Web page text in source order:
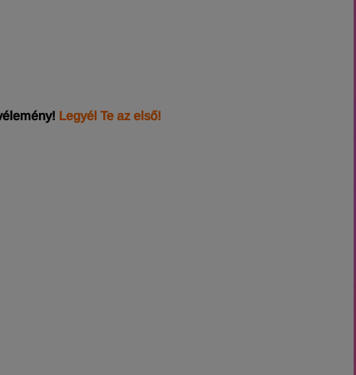
Legyél Te az első!